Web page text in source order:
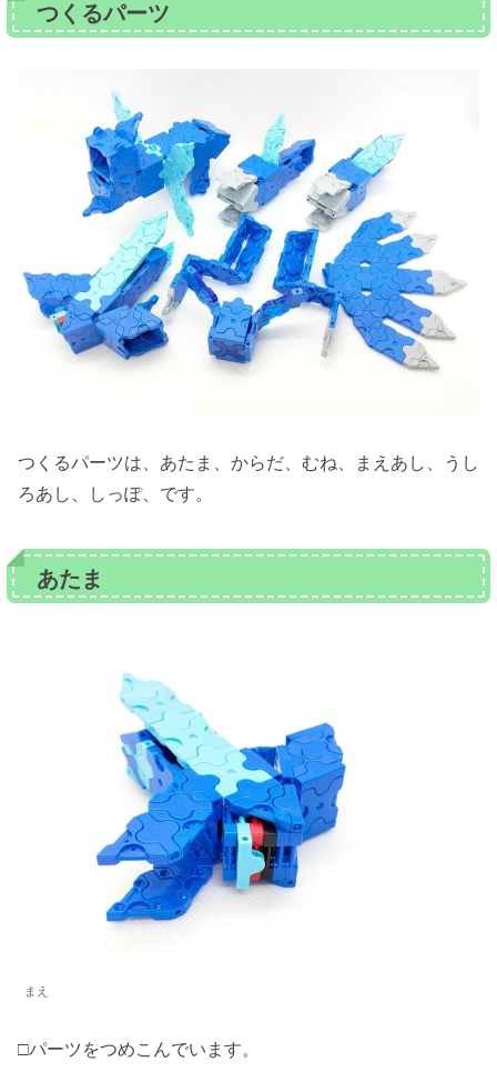
つくるパーツ
つくるパーツは、あたま、からだ、むね、まえあし、うし
ろあし、しっぽ、です。
あたま
まえ
□パーツをつめこんでいます。